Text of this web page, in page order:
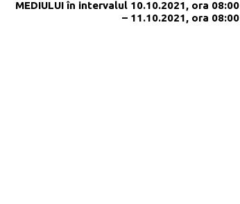
MEDIULUI în intervalul 10.10.2021, ora 08:00
– 11.10.2021, ora 08:00